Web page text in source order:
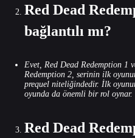
Red Dead
bağlantılı mı?
Evet, Red Dead Redemption 1
Redemption 2, serinin ilk
prequel niteliğindedir. İlk
oyunda da önemli bir rol oynar.
Red Dead